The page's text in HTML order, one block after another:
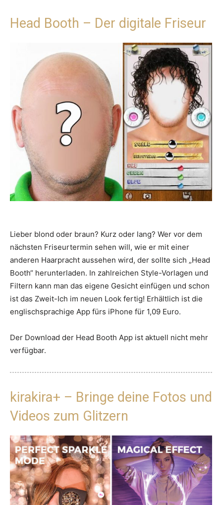
Head Booth – Der digitale Friseur
Lieber blond oder braun? Kurz oder lang? Wer vor dem
nächsten Friseurtermin sehen will, wie er mit einer
anderen Haarpracht aussehen wird, der sollte sich „Head
Booth“ herunterladen. In zahlreichen Style-Vorlagen und
Filtern kann man das eigene Gesicht einfügen und schon
ist das Zweit-Ich im neuen Look fertig! Erhältlich ist die
englischsprachige App fürs iPhone für 1,09 Euro.
Der Download der Head Booth App ist aktuell nicht mehr
verfügbar.
kirakira+ – Bringe deine Fotos und
Videos zum Glitzern